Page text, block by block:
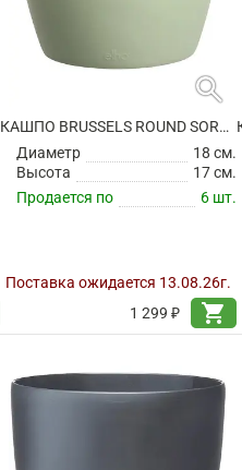
search
КАШПО BRUSSELS ROUND SORBET GREEN
Диаметр
18 см.
Высота
17 см.
Продается по
6 шт.
Поставка ожидается 13.08.26г.
1 299 ₽
shopping_cart